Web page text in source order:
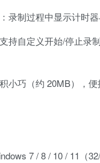
：录制过程中显示计时
支持自定义开始/停止录
小巧（约 20MB），
7 / 8 / 10 / 11（32/